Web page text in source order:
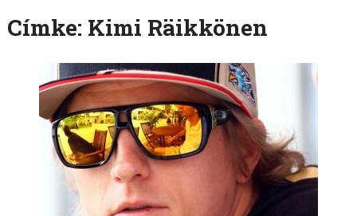
Címke: Kimi Räikkönen